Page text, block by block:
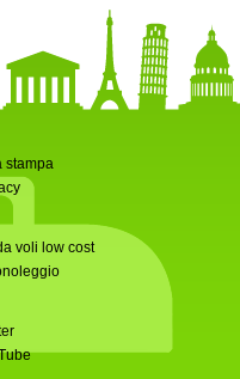
stampa
voli low cost